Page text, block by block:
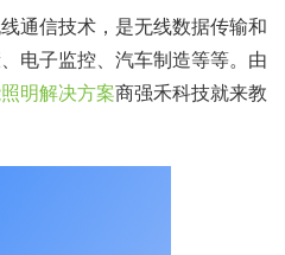
通信技术，是无线数据传输和
电子监控、汽车制造等等。由
明解决方案商强禾科技就来教